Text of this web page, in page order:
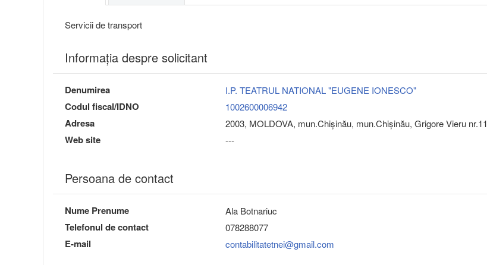
Servicii de transport
Informaţia despre solicitant
Denumirea I.P. TEATRUL NATIONAL "EUGENE IONESCO"
Codul fiscal/IDNO 1002600006942
Adresa 2003, MOLDOVA, mun.Chişinău, mun.Chişinău, Grigore Vieru nr.11
Web site ---
Persoana de contact
Nume Prenume Ala Botnariuc
Telefonul de contact 078288077
E-mail contabilitatetnei@gmail.com